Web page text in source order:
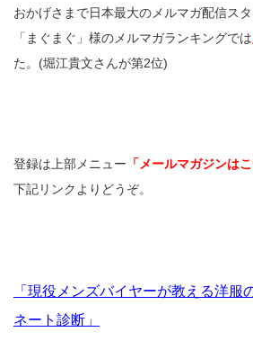
おかげさまで日本最大のメルマガ配信スタ
「まぐまぐ」様のメルマガランキングでは
た。(堀江貴文さんが第2位)
登録は上部メニュー 「メールマガジンはこ
下記リンクよりどうぞ。
「現役メンズバイヤーが教える洋服
ネート診断」